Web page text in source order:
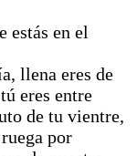
estás en el
llena eres de
eres entre
de tu vientre,
por